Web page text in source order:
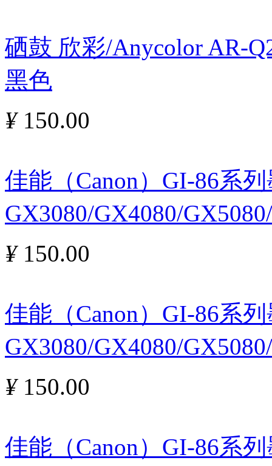
硒鼓 欣彩/Anycolor AR-
黑色
¥150.00
佳能（Canon）GI-86系
GX3080/GX4080/
¥150.00
佳能（Canon）GI-86系
GX3080/GX4080/
¥150.00
佳能（Canon）GI-86系